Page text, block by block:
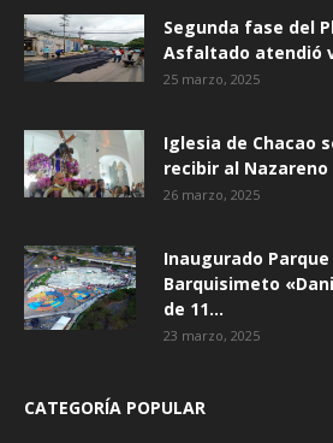
Segunda fase del
Asfaltado atendió
25 marzo, 2025
Iglesia de Chacao
recibir al Nazareno
26 marzo, 2025
Inaugurado
Barquisimeto
de 11...
23 marzo, 2025
CATEGORÍA POPULAR